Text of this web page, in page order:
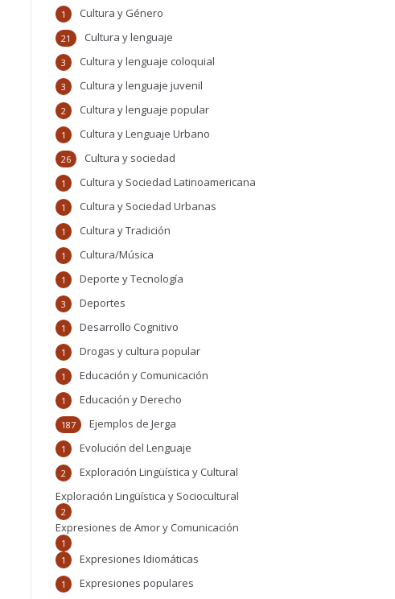
Cultura y Género
1
Cultura y lenguaje
21
Cultura y lenguaje coloquial
3
Cultura y lenguaje juvenil
3
Cultura y lenguaje popular
2
Cultura y Lenguaje Urbano
1
Cultura y sociedad
26
Cultura y Sociedad Latinoamericana
1
Cultura y Sociedad Urbanas
1
Cultura y Tradición
1
Cultura/Música
1
Deporte y Tecnología
1
Deportes
3
Desarrollo Cognitivo
1
Drogas y cultura popular
1
Educación y Comunicación
1
Educación y Derecho
1
Ejemplos de Jerga
187
Evolución del Lenguaje
1
Exploración Lingüística y Cultural
2
Exploración Lingüística y Sociocultural
2
Expresiones de Amor y Comunicación
1
Expresiones Idiomáticas
1
Expresiones populares
1